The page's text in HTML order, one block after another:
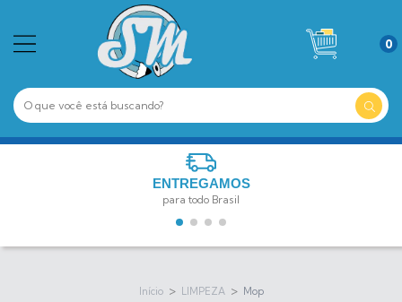
0
ENTREGAMOS
para todo Brasil
Início > LIMPEZA > Mop